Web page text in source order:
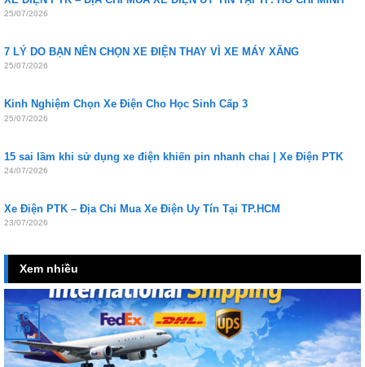
25/07/2026
7 LÝ DO BẠN NÊN CHỌN XE ĐIỆN THAY VÌ XE MÁY XĂNG
25/07/2026
Kinh Nghiệm Chọn Xe Điện Cho Học Sinh Cấp 3
25/07/2026
15 sai lầm khi sử dụng xe điện khiến pin nhanh chai | Xe Điện PTK
24/07/2026
Xe Điện PTK – Địa Chỉ Mua Xe Điện Uy Tín Tại TP.HCM
23/07/2026
Xem nhiều
16
Th9